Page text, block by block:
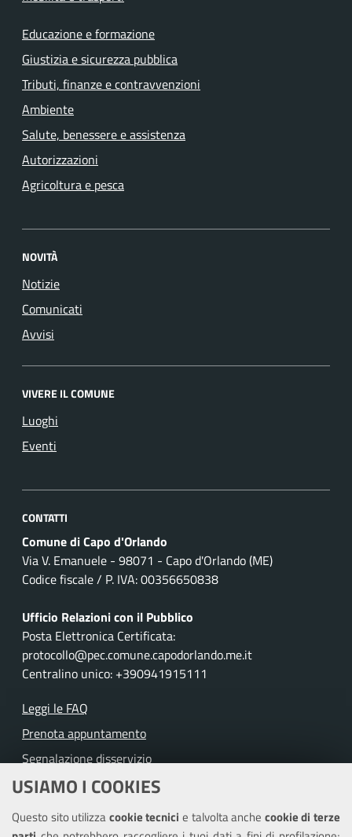
USIAMO I COOKIES
Questo sito utilizzacookie tecnicie talvolta anche cookie di terze
Educazione e formazione
Giustizia e sicurezza pubblica
Tributi, finanze e contravvenzioni
Ambiente
Salute, benessere e assistenza
Autorizzazioni
Agricoltura e pesca
NOVITÀ
Notizie
Comunicati
Avvisi
VIVERE IL COMUNE
Luoghi
Eventi
CONTATTI
Comune di Capo d'Orlando
Via V. Emanuele - 98071 - Capo d'Orlando (ME)
Codice fiscale / P. IVA: 00356650838
Ufficio Relazioni con il Pubblico
Posta Elettronica Certificata:
protocollo@pec.comune.capodorlando.me.it
Centralino unico: +390941915111
Leggi le FAQ
Prenota appuntamento
Segnalazione disservizio
Richiesta assistenza
Amministrazione trasparente